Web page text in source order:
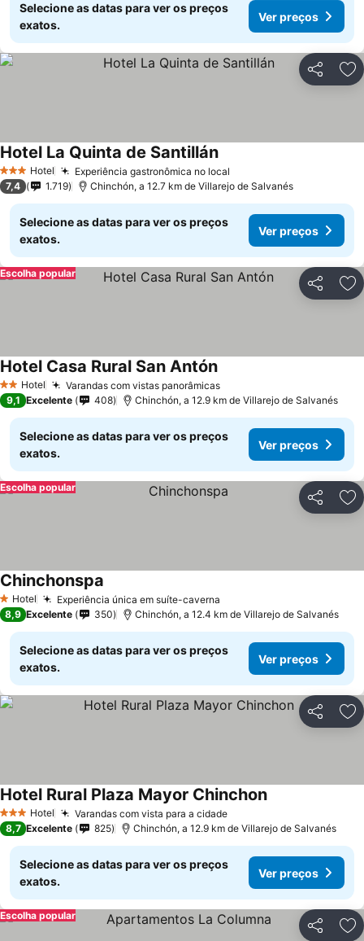
Selecione as datas para ver os preços
exatos.
Ver preços
Partilhar
3 EstrelasHotel Experiência gastronômica no local
Hotel La Quinta de Santillán
7,4 1.719 Chinchón, a 12.7 km de Villarejo de Salvanés
Selecione as datas para ver os preços
exatos.
Ver preços
Partilhar
Escolha popular
2 Estrelas
Hotel Varandas com vistas panorâmicas
Hotel Casa Rural San Antón
9,1 Excelente 408 Chinchón, a 12.9 km de Villarejo de Salvanés
Selecione as datas para ver os preços
exatos.
Ver preços
Partilhar
Escolha popular
1 Estrelas
Hotel Experiência única em suíte-caverna
Chinchonspa
8,9 Excelente 350 Chinchón, a 12.4 km de Villarejo de Salvanés
Selecione as datas para ver os preços
exatos.
Ver preços
Partilhar
3 EstrelasHotel Varandas com vista para a cidade
Hotel Rural Plaza Mayor Chinchon
8,7 Excelente 825 Chinchón, a 12.9 km de Villarejo de Salvanés
Selecione as datas para ver os preços
exatos.
Ver preços
Partilhar
Escolha popular